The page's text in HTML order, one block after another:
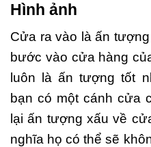
Hình ảnh
Cửa ra vào là ấn
bước vào cửa hàng
luôn là ấn tượng tốt
bạn có một cánh cửa
lại ấn tượng xấu về
nghĩa họ có thể sẽ